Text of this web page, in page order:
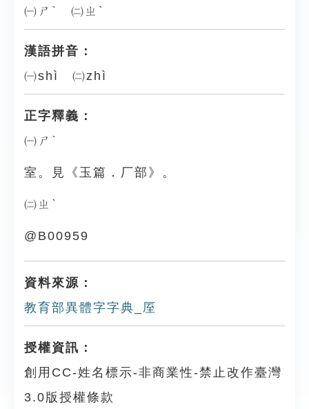
㈠ㄕˋ ㈡ㄓˋ
漢語拼音：
㈠shì ㈡zhì
正字釋義：
㈠ㄕˋ
室。見《玉篇．厂部》。
㈡ㄓˋ
@B00959
資料來源：
教育部異體字字典_厔
授權資訊：
創用CC-姓名標示-非商業性-禁止改作臺灣
3.0版授權條款